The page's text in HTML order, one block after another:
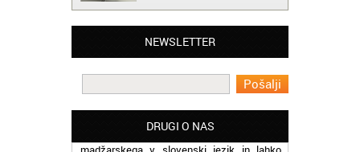
NEWSLETTER
DRUGI O NAS
Matjaž iz Ajdovščine:
Lahko pohvalim vse zaposlene v Akademiji
Oxford, ker so resnično profesionalni in
madžarskega v slovenski jezik in lahko
vam rečem, da sem pozitivno presenečena